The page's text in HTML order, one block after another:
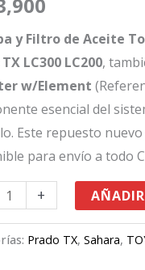
y Filtro de Aceite
LC300 LC200,
w/Element
esencial del
Este repuesto
para envío a todo
+
Prado TX,Sahara,